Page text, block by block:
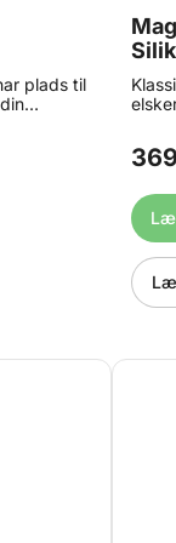
plads til
sig,
kan